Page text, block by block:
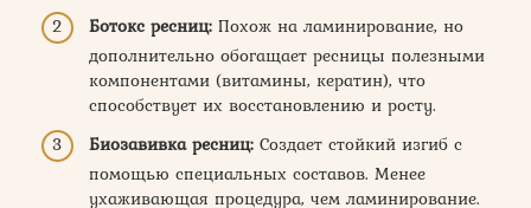
Ботокс ресниц: Похож на ламинирование, но
дополнительно обогащает ресницы полезными
компонентами (витамины, кератин), что
способствует их восстановлению и росту.
Биозавивка ресниц: Создает стойкий изгиб с
помощью специальных составов. Менее
ухаживающая процедура, чем ламинирование.